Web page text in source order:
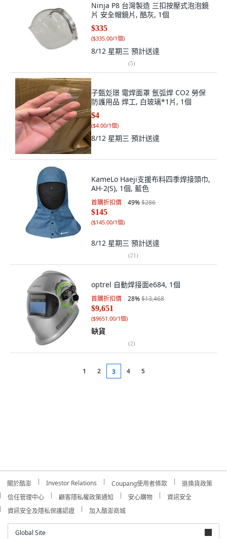
Ninja P8 台灣製造 三扣按壓式泡泡鏡
片 安全帽鏡片, 酷灰, 1個
$335
($335.00/1個)
8/12 星期三 預計送達
(5)
子甄彣璟 電焊面罩 氬弧焊 CO2 勞保
防護用品 焊工, 白玻璃*1片, 1個
$4
($4.00/1個)
8/12 星期三 預計送達
KameLo Haeji支援布料四季焊接頭巾,
AH-2(S), 1個, 藍色
首購折扣價 49%$286
$145
($145.00/1個)
8/12 星期三 預計送達
(21)
optrel 自動焊接面e684, 1個
首購折扣價 28%$13,468
$9,651
($9651.00/1個)
缺貨
(2)
1 2 3 4 5
關於酷澎 Investor Relations Coupang使用者條款
退換貨政策
信任管理中心
顧客隱私權政策通知 安心購物
資訊安全
資訊安全及隱私保護認證
加入酷澎商城
Global Site